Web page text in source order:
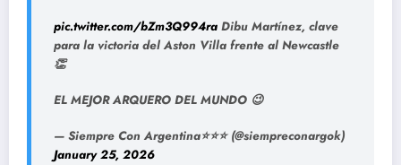
pic.twitter.com/bZm3Q994ra Dibu Martínez, clave
para la victoria del Aston Villa frente al Newcastle
👏
EL MEJOR ARQUERO DEL MUNDO 😉
— Siempre Con Argentina⭐⭐⭐ (@siempreconargok)
January 25, 2026